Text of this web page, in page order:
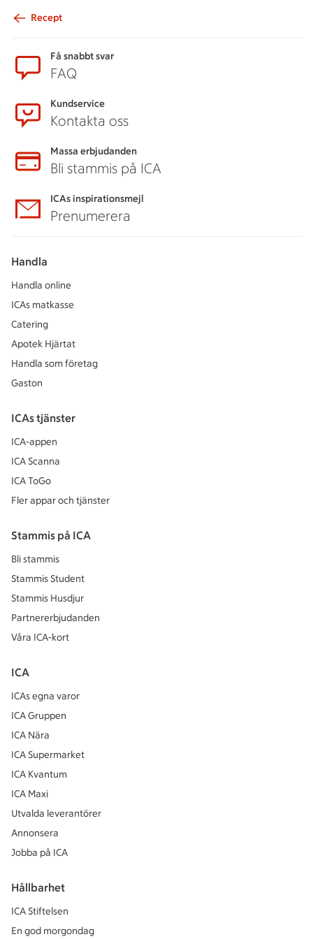
Recept
Få snabbt svar
FAQ
Kundservice
Kontakta oss
Massa erbjudanden
Bli stammis på ICA
ICAs inspirationsmejl
Prenumerera
Handla
Handla online
ICAs matkasse
Catering
Apotek Hjärtat
Handla som företag
Gaston
ICAs tjänster
ICA-appen
ICA Scanna
ICA ToGo
Fler appar och tjänster
Stammis på ICA
Bli stammis
Stammis Student
Stammis Husdjur
Partnererbjudanden
Våra ICA-kort
ICA
ICAs egna varor
ICA Gruppen
ICA Nära
ICA Supermarket
ICA Kvantum
ICA Maxi
Utvalda leverantörer
Annonsera
Jobba på ICA
Hållbarhet
ICA Stiftelsen
En god morgondag